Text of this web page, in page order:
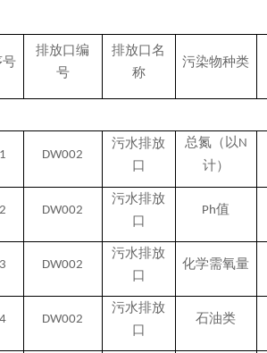
号
排放口编
号
排放口名
称
污染物种类
1 DW002
污水排放
口
总氮（以 N
计）
2 DW002
污水排放
口
Ph值
3 DW002
污水排放
口
化学需氧量
4 DW002
污水排放
口
石油类